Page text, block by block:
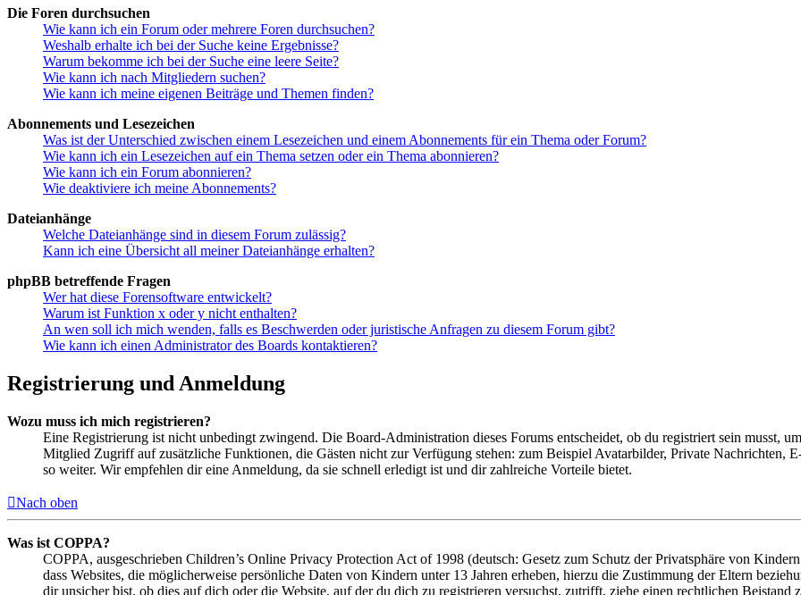
Die Foren durchsuchen
Wie kann ich ein Forum oder mehrere Foren durchsuchen?
Weshalb erhalte ich bei der Suche keine Ergebnisse?
Warum bekomme ich bei der Suche eine leere Seite?
Wie kann ich nach Mitgliedern suchen?
Wie kann ich meine eigenen Beiträge und Themen finden?
Abonnements und Lesezeichen
Was ist der Unterschied zwischen einem Lesezeichen und einem Abonnements für ein Thema oder Forum?
Wie kann ich ein Lesezeichen auf ein Thema setzen oder ein Thema abonnieren?
Wie kann ich ein Forum abonnieren?
Wie deaktiviere ich meine Abonnements?
Dateianhänge
Welche Dateianhänge sind in diesem Forum zulässig?
Kann ich eine Übersicht all meiner Dateianhänge erhalten?
phpBB betreffende Fragen
Wer hat diese Forensoftware entwickelt?
Warum ist Funktion x oder y nicht enthalten?
An wen soll ich mich wenden, falls es Beschwerden oder juristische Anfragen zu diesem Forum gibt?
Wie kann ich einen Administrator des Boards kontaktieren?
Registrierung und Anmeldung
Wozu muss ich mich registrieren?
Eine Registrierung ist nicht unbedingt zwingend. Die Board-Administration dieses Forums entscheidet, ob du registriert sein musst,
Mitglied Zugriff auf zusätzliche Funktionen, die Gästen nicht zur Verfügung stehen: zum Beispiel Avatarbilder, Private Nachrichten,
so weiter. Wir empfehlen dir eine Anmeldung, da sie schnell erledigt ist und dir zahlreiche Vorteile bietet.
Nach oben
Was ist COPPA?
COPPA, ausgeschrieben Children’s Online Privacy Protection Act of 1998 (deutsch: Gesetz zum Schutz der Privatsphäre von
dass Websites, die möglicherweise persönliche Daten von Kindern unter 13 Jahren erheben, hierzu die Zustimmung der Eltern
dir unsicher bist, ob dies auf dich oder die Website, auf der du dich zu registrieren versuchst, zutrifft, ziehe einen rechtlichen